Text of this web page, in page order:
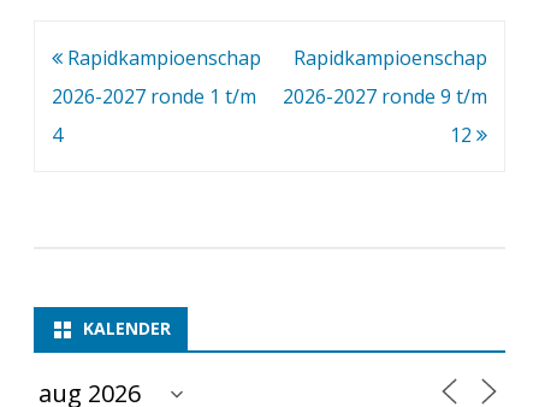
p
c
Bericht
navigatie
Rapidkampioenschap
2026-2027 ronde 1 t/m
4
Rapidkampioenschap
2026-2027 ronde 9 t/m
12
KALENDER